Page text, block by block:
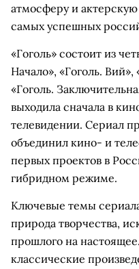
атмосферу и
самых успешных
«Гоголь» состоит из
Начало», «Гоголь.
«Гоголь.
выходила сначала в
телевидении. Сериал
объединил кино- и
первых проектов в
гибридном режиме.
Ключевые темы
природа творчества,
прошлого на
классические